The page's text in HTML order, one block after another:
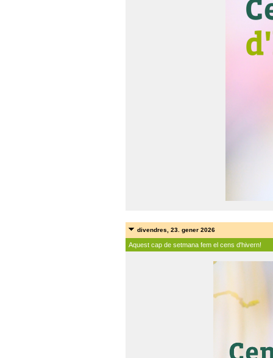
divendres, 23. gener 2026
Aquest cap de setmana fem el cens d'hivern!